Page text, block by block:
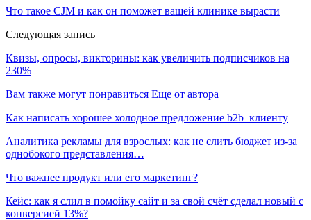
Что такое CJM и как он поможет вашей клинике вырасти
Следующая запись
Квизы, опросы, викторины: как увеличить подписчиков на
230%
Вам также могут понравиться Еще от автора
Как написать хорошее холодное предложение b2b–клиенту
Аналитика рекламы для взрослых: как не слить бюджет из-за
однобокого представления…
Что важнее продукт или его маркетинг?
Кейс: как я слил в помойку сайт и за свой счёт сделал новый с
конверсией 13%?